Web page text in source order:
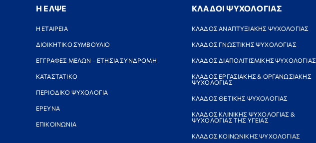
Η ΕΛΨΕ
Η ΕΤΑΙΡΕΙΑ
ΔΙΟΙΚΗΤΙΚΟ ΣΥΜΒΟΥΛΙΟ
ΕΓΓΡΑΦΕΣ ΜΕΛΩΝ – ΕΤΗΣΙΑ ΣΥΝΔΡΟΜΗ
ΚΑΤΑΣΤΑΤΙΚΟ
ΠΕΡΙΟΔΙΚΟ ΨΥΧΟΛΟΓΙΑ
ΕΡΕΥΝΑ
ΕΠΙΚΟΙΝΩΝΙΑ
ΚΛΑΔΟΙ ΨΥΧΟΛΟΓΙΑΣ
ΚΛΑΔΟΣ ΑΝΑΠΤΥΞΙΑΚΗΣ ΨΥΧΟΛΟΓΙΑΣ
ΚΛΑΔΟΣ ΓΝΩΣΤΙΚΗΣ ΨΥΧΟΛΟΓΙΑΣ
ΚΛΑΔΟΣ ΔΙΑΠΟΛΙΤΙΣΜΙΚΗΣ ΨΥΧΟΛΟΓΙΑΣ
ΚΛΑΔΟΣ ΕΡΓΑΣΙΑΚΗΣ & ΟΡΓΑΝΩΣΙΑΚΗΣ
ΨΥΧΟΛΟΓΙΑΣ
ΚΛΑΔΟΣ ΘΕΤΙΚΗΣ ΨΥΧΟΛΟΓΙΑΣ
ΚΛΑΔΟΣ ΚΛΙΝΙΚΗΣ ΨΥΧΟΛΟΓΙΑΣ &
ΨΥΧΟΛΟΓΙΑΣ ΤΗΣ ΥΓΕΙΑΣ
ΚΛΑΔΟΣ ΚΟΙΝΩΝΙΚΗΣ ΨΥΧΟΛΟΓΙΑΣ